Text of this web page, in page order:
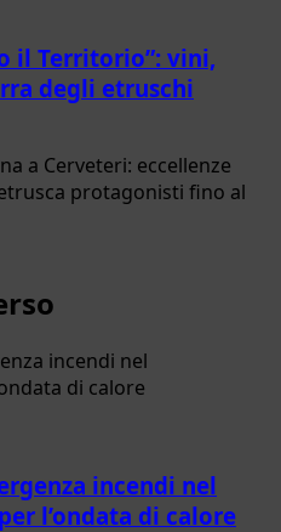
il Territorio”: vini,
degli etruschi
a Cerveteri: eccellenze
protagonisti fino al
incendi nel
l’ondata di calore